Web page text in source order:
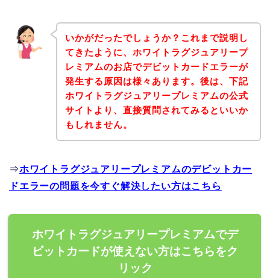
いかがだったでしょうか？これまで説明し
てきたように、ホワイトラグジュアリープ
レミアムのお店でデビットカードエラーが
発生する原因は様々あります。後は、下記
ホワイトラグジュアリープレミアムの公式
サイトより、直接質問されてみるといいか
もしれません。
⇒ホワイトラグジュアリープレミアムのデビットカー
ドエラーの問題を今すぐ解決したい方はこちら
ホワイトラグジュアリープレミアムでデ
ビットカードが使えない方はこちらをク
リック